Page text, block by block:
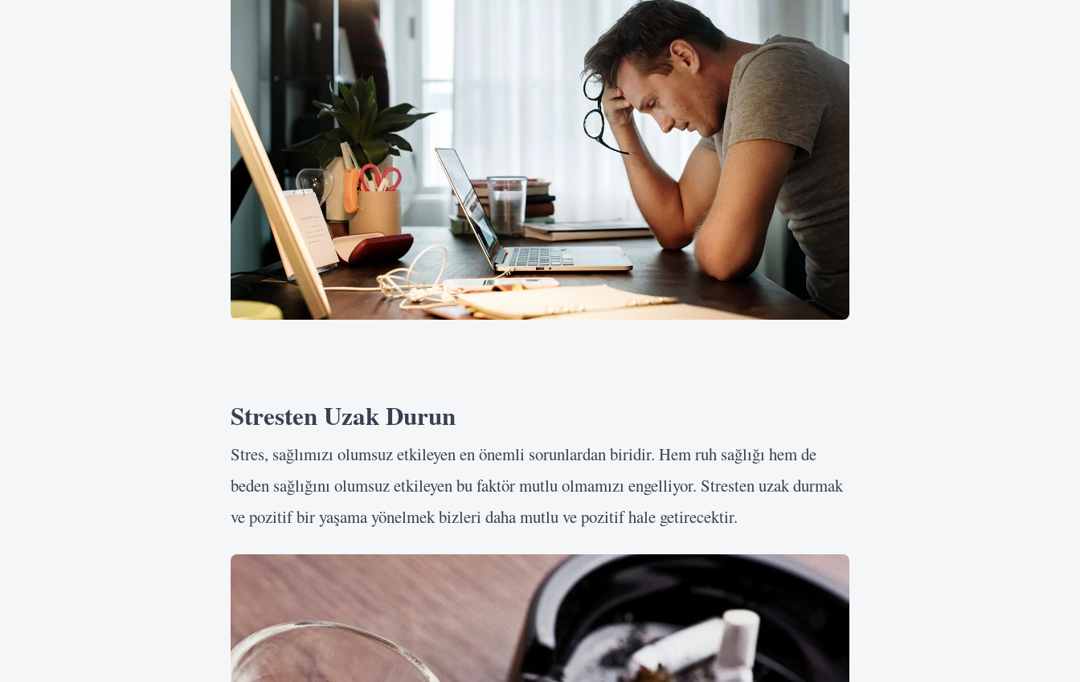
Stresten Uzak Durun
Stres, sağlımızı olumsuz etkileyen en önemli sorunlardan biridir. Hem ruh sağlığı hem de
beden sağlığını olumsuz etkileyen bu faktör mutlu olmamızı engelliyor. Stresten uzak durmak
ve pozitif bir yaşama yönelmek bizleri daha mutlu ve pozitif hale getirecektir.